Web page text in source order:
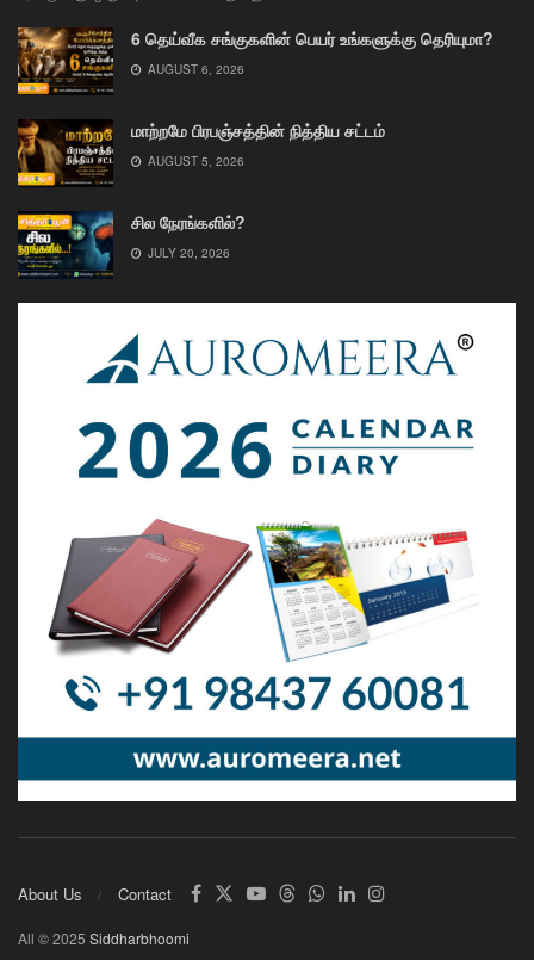
6 தெய்வீக சங்குகளின் பெயர் உங்களுக்கு தெரியுமா?
AUGUST 6, 2026
மாற்றமே பிரபஞ்சத்தின் நித்திய சட்டம்
AUGUST 5, 2026
சில நேரங்களில்?
JULY 20, 2026
About Us Contact
All © 2025 Siddharbhoomi